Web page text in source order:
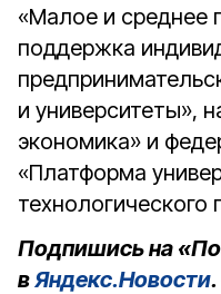
«Малое и среднее
поддержка
и университеты»,
экономика» и
«Платформа
технологического
Подпишись на
вЯндекс.Новости